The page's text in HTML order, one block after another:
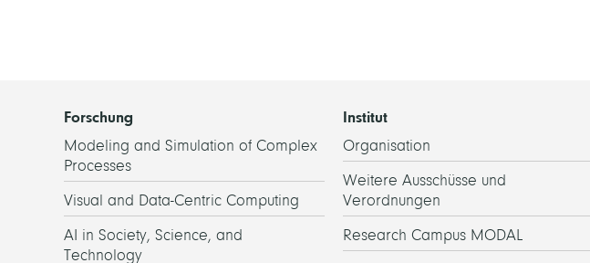
Forschung
Modeling and Simulation of Complex
Processes
Visual and Data-Centric Computing
AI in Society, Science, and
Technology
Institut
Organisation
Weitere Ausschüsse und
Verordnungen
Research Campus MODAL